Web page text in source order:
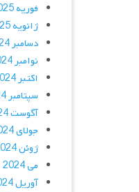
فوریه 2025
ژانویه 2025
دسامبر 2024
نوامبر 2024
اکتبر 2024
سپتامبر 2024
آگوست 2024
جولای 2024
ژوئن 2024
می 2024
آوریل 2024